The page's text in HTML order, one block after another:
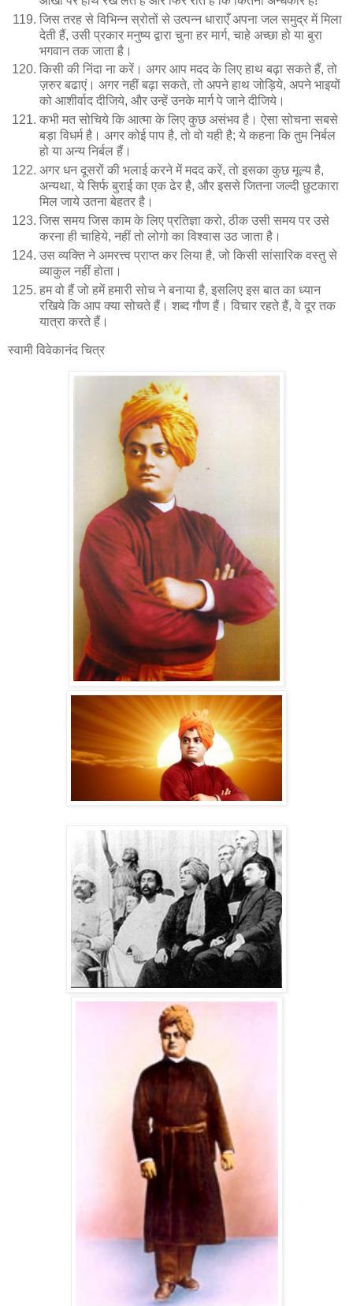
जिस तरह से विभिन्न स्रोतों से उत्पन्न धाराएँ अपना जल समुद्र में मिला
देती हैं, उसी प्रकार मनुष्य द्वारा चुना हर मार्ग, चाहे अच्छा हो या बुरा
भगवान तक जाता है।
किसी की निंदा ना करें। अगर आप मदद के लिए हाथ बढ़ा सकते हैं, तो
ज़रुर बढाएं। अगर नहीं बढ़ा सकते, तो अपने हाथ जोड़िये, अपने भाइयों
को आशीर्वाद दीजिये, और उन्हें उनके मार्ग पे जाने दीजिये।
कभी मत सोचिये कि आत्मा के लिए कुछ असंभव है। ऐसा सोचना सबसे
बड़ा विधर्म है। अगर कोई पाप है, तो वो यही है; ये कहना कि तुम निर्बल
हो या अन्य निर्बल हैं।
अगर धन दूसरों की भलाई करने में मदद करें, तो इसका कुछ मूल्य है,
अन्यथा, ये सिर्फ बुराई का एक ढेर है, और इससे जितना जल्दी छुटकारा
मिल जाये उतना बेहतर है।
जिस समय जिस काम के लिए प्रतिज्ञा करो, ठीक उसी समय पर उसे
करना ही चाहिये, नहीं तो लोगो का विश्वास उठ जाता है।
उस व्यक्ति ने अमरत्त्व प्राप्त कर लिया है, जो किसी सांसारिक वस्तु से
व्याकुल नहीं होता।
हम वो हैं जो हमें हमारी सोच ने बनाया है, इसलिए इस बात का ध्यान
रखिये कि आप क्या सोचते हैं। शब्द गौण हैं। विचार रहते हैं, वे दूर तक
यात्रा करते हैं।
स्वामी विवेकानंद चित्र